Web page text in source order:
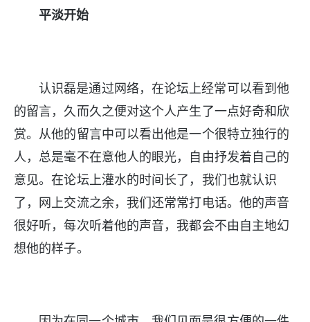
平淡开始
认识磊是通过网络，在论坛上经常可以看到他
的留言，久而久之便对这个人产生了一点好奇和欣
赏。从他的留言中可以看出他是一个很特立独行的
人，总是毫不在意他人的眼光，自由抒发着自己的
意见。在论坛上灌水的时间长了，我们也就认识
了，网上交流之余，我们还常常打电话。他的声音
很好听，每次听着他的声音，我都会不由自主地幻
想他的样子。